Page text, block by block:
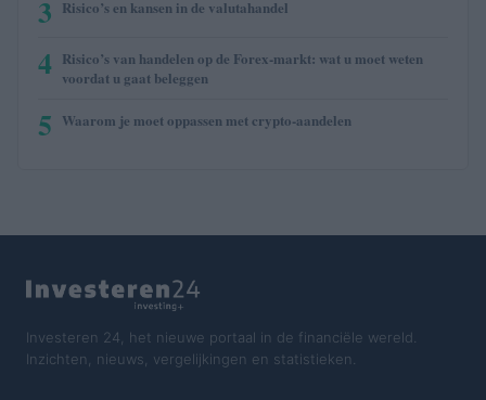
3 Risico’s en kansen in de valutahandel
4 Risico’s van handelen op de Forex-markt: wat u moet weten
voordat u gaat beleggen
5 Waarom je moet oppassen met crypto-aandelen
Investeren 24, het nieuwe portaal in de financiële wereld.
Inzichten, nieuws, vergelijkingen en statistieken.